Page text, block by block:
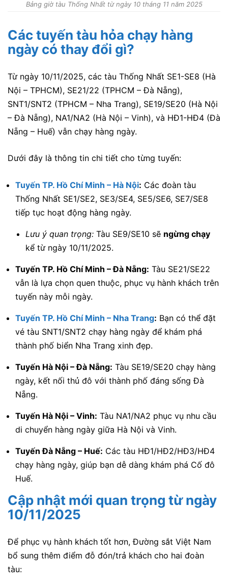
Bảng giờ tàu Thống Nhất từ ngày 10 tháng 11 năm 2025
Các tuyến tàu hỏa chạy hàng
ngày có thay đổi gì?
Từ ngày 10/11/2025, các tàu Thống Nhất SE1-SE8 (Hà
Nội – TPHCM), SE21/22 (TPHCM – Đà Nẵng),
SNT1/SNT2 (TPHCM – Nha Trang), SE19/SE20 (Hà Nội
– Đà Nẵng), NA1/NA2 (Hà Nội – Vinh), và HĐ1-HĐ4 (Đà
Nẵng – Huế) vẫn chạy hàng ngày.
Dưới đây là thông tin chi tiết cho từng tuyến:
Tuyến TP. Hồ Chí Minh – Hà Nội: Các đoàn tàu
Thống Nhất SE1/SE2, SE3/SE4, SE5/SE6, SE7/SE8
tiếp tục hoạt động hàng ngày.
Lưu ý quan trọng: Tàu SE9/SE10 sẽ ngừng chạy
kể từ ngày 10/11/2025.
Tuyến TP. Hồ Chí Minh – Đà Nẵng: Tàu SE21/SE22
vẫn là lựa chọn quen thuộc, phục vụ hành khách trên
tuyến này mỗi ngày.
Tuyến TP. Hồ Chí Minh – Nha Trang: Bạn có thể đặt
vé tàu SNT1/SNT2 chạy hàng ngày để khám phá
thành phố biển Nha Trang xinh đẹp.
Tuyến Hà Nội – Đà Nẵng: Tàu SE19/SE20 chạy hàng
ngày, kết nối thủ đô với thành phố đáng sống Đà
Nẵng.
Tuyến Hà Nội – Vinh: Tàu NA1/NA2 phục vụ nhu cầu
di chuyển hàng ngày giữa Hà Nội và Vinh.
Tuyến Đà Nẵng – Huế: Các tàu HĐ1/HĐ2/HĐ3/HĐ4
chạy hàng ngày, giúp bạn dễ dàng khám phá Cố đô
Huế.
Cập nhật mới quan trọng từ ngày
10/11/2025
Để phục vụ hành khách tốt hơn, Đường sắt Việt Nam
bổ sung thêm điểm đỗ đón/trả khách cho hai đoàn
tàu: